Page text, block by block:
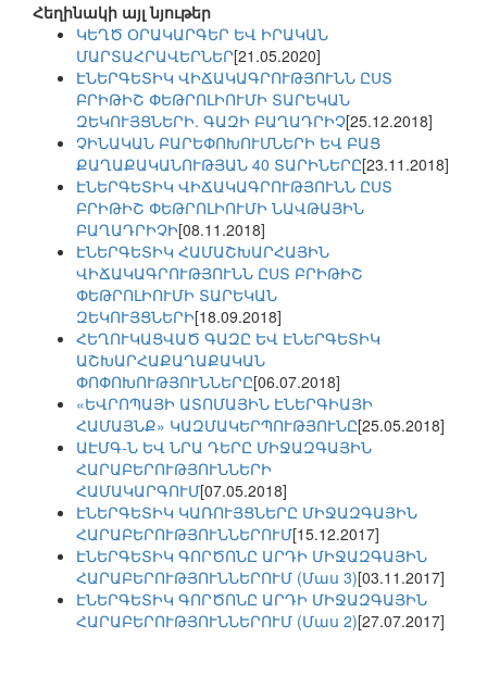
Հեղինակի այլ նյութեր
ԿԵՂԾ ՕՐԱԿԱՐԳԵՐ ԵՎ ԻՐԱԿԱՆ
ՄԱՐՏԱՀՐԱՎԵՐՆԵՐ[21.05.2020]
ԷՆԵՐԳԵՏԻԿ ՎԻՃԱԿԱԳՐՈՒԹՅՈՒՆՆ ԸՍՏ
ԲՐԻԹԻՇ ՓԵԹՐՈԼԻՈՒՄԻ ՏԱՐԵԿԱՆ
ԶԵԿՈՒՅՑՆԵՐԻ. ԳԱԶԻ ԲԱՂԱԴՐԻՉ[25.12.2018]
ՉԻՆԱԿԱՆ ԲԱՐԵՓՈԽՈՒՄՆԵՐԻ ԵՎ ԲԱՑ
ՔԱՂԱՔԱԿԱՆՈՒԹՅԱՆ 40 ՏԱՐԻՆԵՐԸ[23.11.2018]
ԷՆԵՐԳԵՏԻԿ ՎԻՃԱԿԱԳՐՈՒԹՅՈՒՆՆ ԸՍՏ
ԲՐԻԹԻՇ ՓԵԹՐՈԼԻՈՒՄԻ ՆԱՎԹԱՅԻՆ
ԲԱՂԱԴՐԻՉԻ[08.11.2018]
ԷՆԵՐԳԵՏԻԿ ՀԱՄԱՇԽԱՐՀԱՅԻՆ
ՎԻՃԱԿԱԳՐՈՒԹՅՈՒՆՆ ԸՍՏ ԲՐԻԹԻՇ
ՓԵԹՐՈԼԻՈՒՄԻ ՏԱՐԵԿԱՆ
ԶԵԿՈՒՅՑՆԵՐԻ[18.09.2018]
ՀԵՂՈՒԿԱՑՎԱԾ ԳԱԶԸ ԵՎ ԷՆԵՐԳԵՏԻԿ
ԱՇԽԱՐՀԱՔԱՂԱՔԱԿԱՆ
ՓՈՓՈԽՈՒԹՅՈՒՆՆԵՐԸ[06.07.2018]
«ԵՎՐՈՊԱՅԻ ԱՏՈՄԱՅԻՆ ԷՆԵՐԳԻԱՅԻ
ՀԱՄԱՅՆՔ» ԿԱԶՄԱԿԵՐՊՈՒԹՅՈՒՆԸ[25.05.2018]
ԱԷՄԳ-Ն ԵՎ ՆՐԱ ԴԵՐԸ ՄԻՋԱԶԳԱՅԻՆ
ՀԱՐԱԲԵՐՈՒԹՅՈՒՆՆԵՐԻ
ՀԱՄԱԿԱՐԳՈՒՄ[07.05.2018]
ԷՆԵՐԳԵՏԻԿ ԿԱՌՈՒՅՑՆԵՐԸ ՄԻՋԱԶԳԱՅԻՆ
ՀԱՐԱԲԵՐՈՒԹՅՈՒՆՆԵՐՈՒՄ[15.12.2017]
ԷՆԵՐԳԵՏԻԿ ԳՈՐԾՈՆԸ ԱՐԴԻ ՄԻՋԱԶԳԱՅԻՆ
ՀԱՐԱԲԵՐՈՒԹՅՈՒՆՆԵՐՈՒՄ (Մաս 3)[03.11.2017]
ԷՆԵՐԳԵՏԻԿ ԳՈՐԾՈՆԸ ԱՐԴԻ ՄԻՋԱԶԳԱՅԻՆ
ՀԱՐԱԲԵՐՈՒԹՅՈՒՆՆԵՐՈՒՄ (Մաս 2)[27.07.2017]